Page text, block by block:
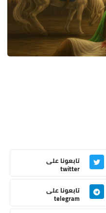
تابعونا على
twitter
تابعونا على
telegram